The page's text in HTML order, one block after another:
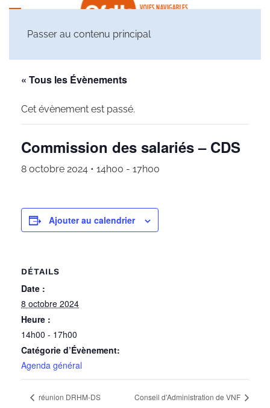
Passer au contenu principal
« Tous les Évènements
Cet évènement est passé.
Commission des salariés – CDS
8 octobre 2024 • 14h00 - 17h00
Ajouter au calendrier
DÉTAILS
Date :
8 octobre 2024
Heure :
14h00 - 17h00
Catégorie d’Évènement:
Agenda général
réunion DRHM-DS Conseil d’Administration de VNF